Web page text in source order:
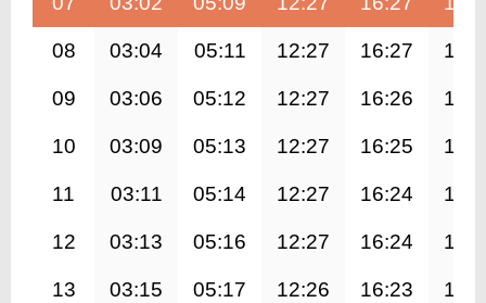
08 03:04 05:11 12:27 16:27
09 03:06 05:12 12:27 16:26
10 03:09 05:13 12:27 16:25
11 03:11 05:14 12:27 16:24
12 03:13 05:16 12:27 16:24
13 03:15 05:17 12:26 16:23